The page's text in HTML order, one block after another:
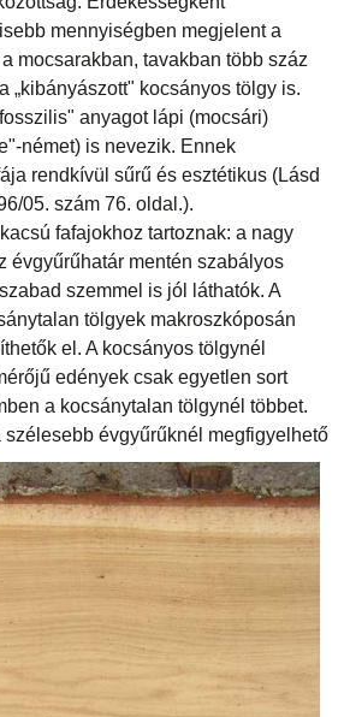
mennyiségben megjelent a
mocsarakban, tavakban több száz
„kibányászott" kocsányos tölgy is.
anyagot lápi (mocsári)
német) is nevezik. Ennek
rendkívül sűrű és esztétikus (Lásd
05. szám 76. oldal.).
fafajokhoz tartoznak: a nagy
évgyűrűhatár mentén szabályos
szemmel is jól láthatók. A
tölgyek makroszkóposán
el. A kocsányos tölgynél
edények csak egyetlen sort
a kocsánytalan tölgynél többet.
szélesebb évgyűrűknél megfigyelhető